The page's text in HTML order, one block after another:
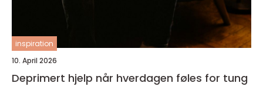
inspiration
10. April 2026
Deprimert hjelp når hverdagen føles for tung